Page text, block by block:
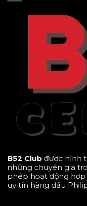
B52 Club được hình
những chuyên gia
phép hoạt động
uy tín hàng đầu